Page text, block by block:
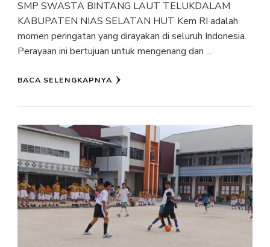
SMP SWASTA BINTANG LAUT TELUKDALAM
KABUPATEN NIAS SELATAN HUT Kem RI adalah
momen peringatan yang dirayakan di seluruh Indonesia.
Perayaan ini bertujuan untuk mengenang dan …
BACA SELENGKAPNYA